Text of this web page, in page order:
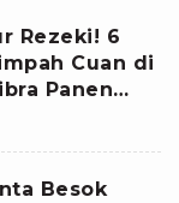
Rezeki! 6
Cuan di
Panen
Besok